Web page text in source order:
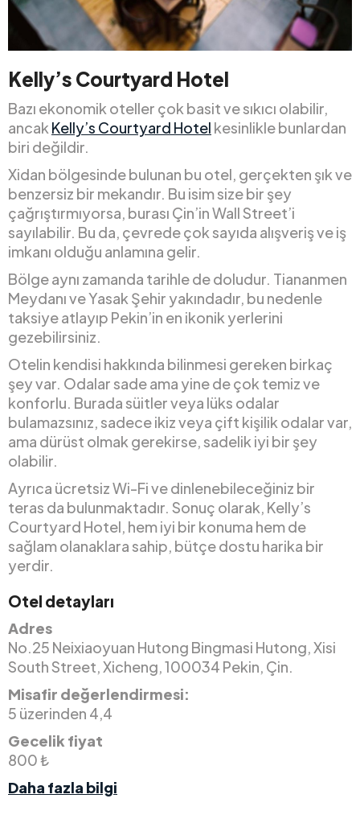
Kelly’s Courtyard Hotel
Bazı ekonomik oteller çok basit ve sıkıcı olabilir,
ancak Kelly’s Courtyard Hotel kesinlikle bunlardan
biri değildir.
Xidan bölgesinde bulunan bu otel, gerçekten şık ve
benzersiz bir mekandır. Bu isim size bir şey
çağrıştırmıyorsa, burası Çin’in Wall Street’i
sayılabilir. Bu da, çevrede çok sayıda alışveriş ve iş
imkanı olduğu anlamına gelir.
Bölge aynı zamanda tarihle de doludur. Tiananmen
Meydanı ve Yasak Şehir yakındadır, bu nedenle
taksiye atlayıp Pekin’in en ikonik yerlerini
gezebilirsiniz.
Otelin kendisi hakkında bilinmesi gereken birkaç
şey var. Odalar sade ama yine de çok temiz ve
konforlu. Burada süitler veya lüks odalar
bulamazsınız, sadece ikiz veya çift kişilik odalar var,
ama dürüst olmak gerekirse, sadelik iyi bir şey
olabilir.
Ayrıca ücretsiz Wi-Fi ve dinlenebileceğiniz bir
teras da bulunmaktadır. Sonuç olarak, Kelly’s
Courtyard Hotel, hem iyi bir konuma hem de
sağlam olanaklara sahip, bütçe dostu harika bir
yerdir.
Otel detayları
Adres
No.25 Neixiaoyuan Hutong Bingmasi Hutong, Xisi
South Street, Xicheng, 100034 Pekin, Çin.
Misafir değerlendirmesi:
5 üzerinden 4,4
Gecelik fiyat
800 ₺
Daha fazla bilgi